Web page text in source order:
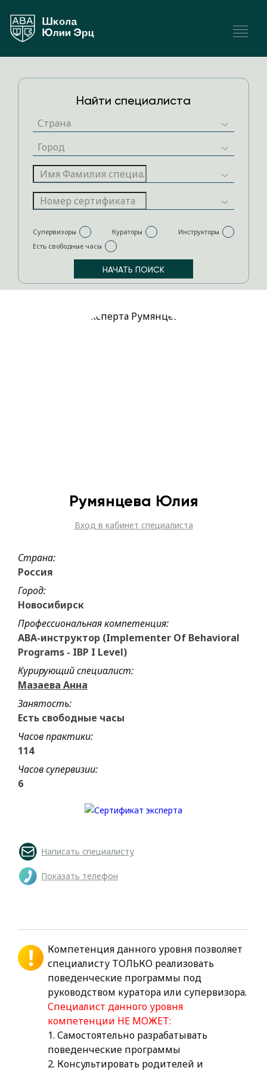
Найти специалиста
Супервизоры Кураторы
Инструкторы
Есть свободные часы
Румянцева Юлия
Вход в кабинет специалиста
Страна:
Россия
Город:
Новосибирск
Профессиональная компетенция:
ABA-инструктор (Implementer Of Behavioral
Programs - IBP I Level)
Курирующий специалист:
Мазаева Анна
Занятость:
Есть свободные часы
Часов практики:
114
Часов супервизии:
6
Написать специалисту
Показать телефон
Компетенция данного уровня позволяет
специалисту ТОЛЬКО реализовать
поведенческие программы под
руководством куратора или супервизора.
Специалист данного уровня
компетенции НЕ МОЖЕТ:
1. Самостоятельно разрабатывать
поведенческие программы
2. Консультировать родителей и